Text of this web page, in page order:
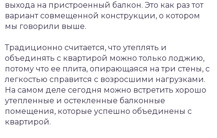
выхода на пристроенный балкон. Это как раз тот
вариант совмещенной конструкции, о котором
мы говорили выше.
Традиционно считается, что утеплять и
объединять с квартирой можно только лоджию,
потому что ее плита, опирающаяся на три стены, с
легкостью справится с возросшими нагрузками.
На самом деле сегодня можно встретить хорошо
утепленные и остекленные балконные
помещения, которые успешно объединены с
квартирой.